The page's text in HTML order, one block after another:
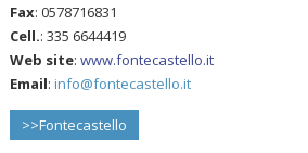
Fax: 0578716831
Cell.: 335 6644419
Web site:www.fontecastello.it
Email:info@fontecastello.it
>>Fontecastello